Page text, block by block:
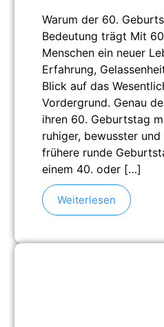
Warum der 60.
Bedeutung trägt Mit
Menschen ein neuer
Erfahrung,
Blick auf das
Vordergrund. Genau
ihren 60. Geburtstag
ruhiger, bewusster
frühere runde
einem 40. oder […]
Weiterlesen